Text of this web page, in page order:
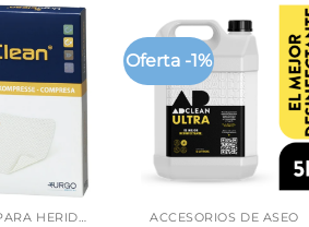
APÓSITO PARA HERIDAS
Oferta -1%
+
ACCESORIOS DE ASEO